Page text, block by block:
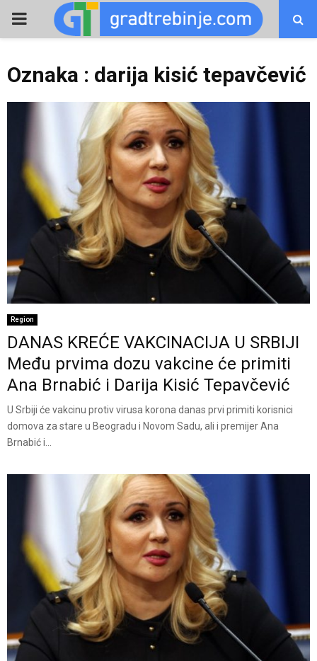
PRIMARY
Oznaka : darija kisić tepavčević
Region
DANAS KREĆE VAKCINACIJA U SRBIJI
Među prvima dozu vakcine će primiti
Ana Brnabić i Darija Kisić Tepavčević
U Srbiji će vakcinu protiv virusa korona danas prvi primiti korisnici
domova za stare u Beogradu i Novom Sadu, ali i premijer Ana
Brnabić i...